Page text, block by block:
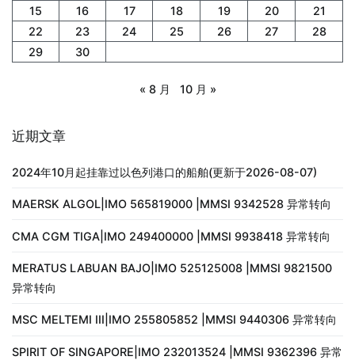
15
16 17 18 19 20
21
22
23 24 25 26 27
28
29
30
« 8 月 10 月 »
近期文章
2024年10月起挂靠过以色列港口的船舶(更新于2026-08-07)
MAERSK ALGOL|IMO 565819000 |MMSI 9342528 异常转向
CMA CGM TIGA|IMO 249400000 |MMSI 9938418 异常转向
MERATUS LABUAN BAJO|IMO 525125008 |MMSI 9821500
异常转向
MSC MELTEMI III|IMO 255805852 |MMSI 9440306 异常转向
SPIRIT OF SINGAPORE|IMO 232013524 |MMSI 9362396 异常